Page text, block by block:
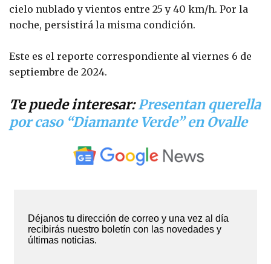
cielo nublado y vientos entre 25 y 40 km/h. Por la
noche, persistirá la misma condición.
Este es el reporte correspondiente al viernes 6 de
septiembre de 2024.
Te puede interesar:Presentan querella
por caso “Diamante Verde” en Ovalle